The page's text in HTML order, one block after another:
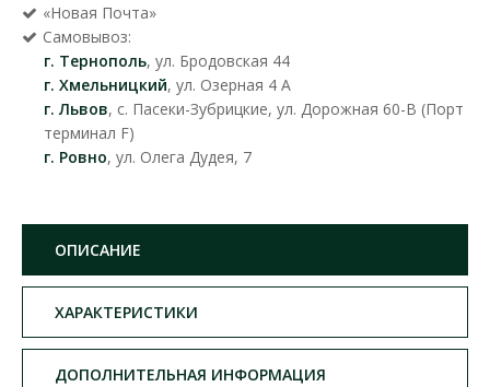
«Новая Почта»
Самовывоз:
г. Тернополь, ул. Бродовская 44
г. Хмельницкий, ул. Озерная 4 А
г. Львов, с. Пасеки-Зубрицкие, ул. Дорожная 60-В (Порт
терминал F)
г. Ровно, ул. Олега Дудея, 7
ОПИСАНИЕ
ХАРАКТЕРИСТИКИ
ДОПОЛНИТЕЛЬНАЯ ИНФОРМАЦИЯ